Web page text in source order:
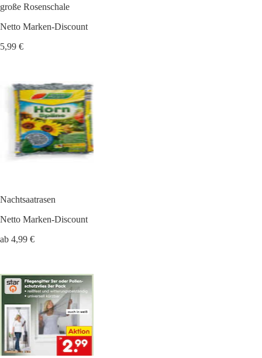
große Rosenschale
Netto Marken-Discount
5,99 €
Nachtsaatrasen
Netto Marken-Discount
ab 4,99 €